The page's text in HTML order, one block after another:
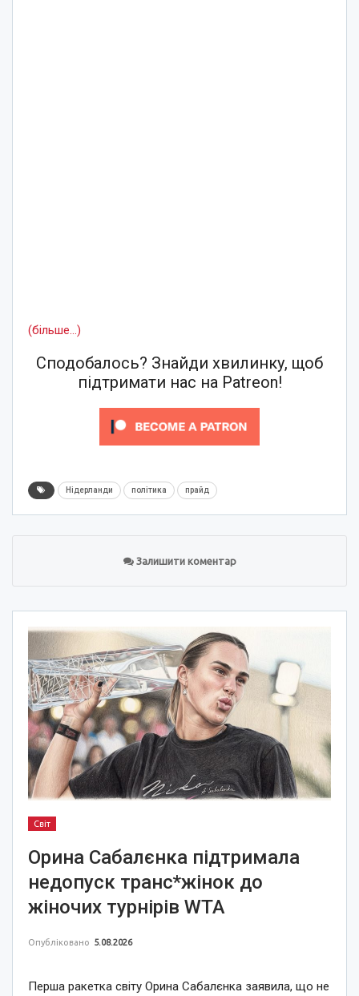
(більше…)
Сподобалось? Знайди хвилинку, щоб
підтримати нас на Patreon!
Нідерланди політика прайд
Залишити коментар
Світ
Орина Сабалєнка підтримала
недопуск транс*жінок до
жіночих турнірів WTA
Опубліковано 5.08.2026
Перша ракетка світу Орина Сабалєнка заявила, що не